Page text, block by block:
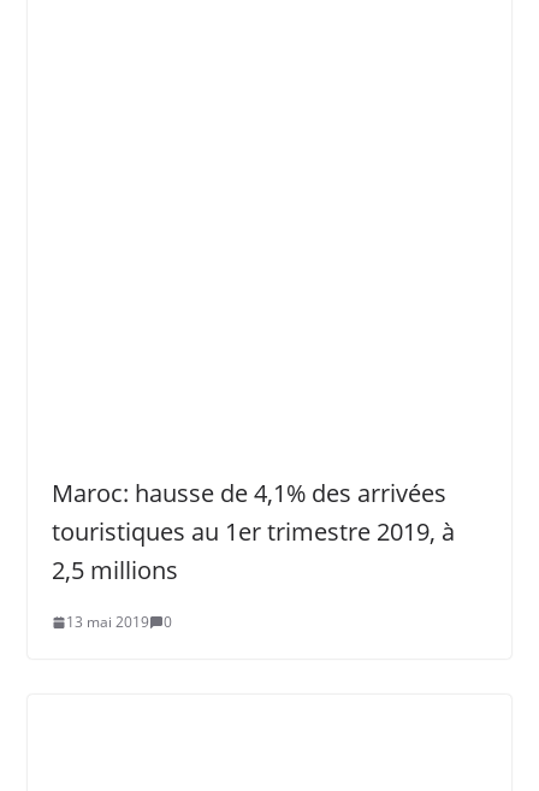
Maroc: hausse de 4,1% des arrivées
touristiques au 1er trimestre 2019, à
2,5 millions
13 mai 2019 0